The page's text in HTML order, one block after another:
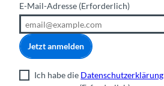
E-Mail-Adresse (Erforderlich)
Jetzt anmelden
Ich habe die Datenschutzerklärung